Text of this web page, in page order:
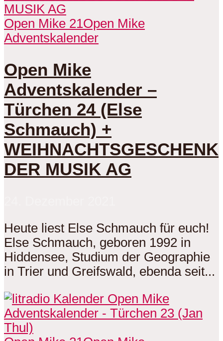
Open Mike 21Open Mike
Adventskalender
Open Mike
Adventskalender –
Türchen 24 (Else
Schmauch) +
WEIHNACHTSGESCHENK
DER MUSIK AG
Heute liest Else Schmauch für euch!
Else Schmauch, geboren 1992 in
Hiddensee, Studium der Geographie
in Trier und Greifswald, ebenda seit...